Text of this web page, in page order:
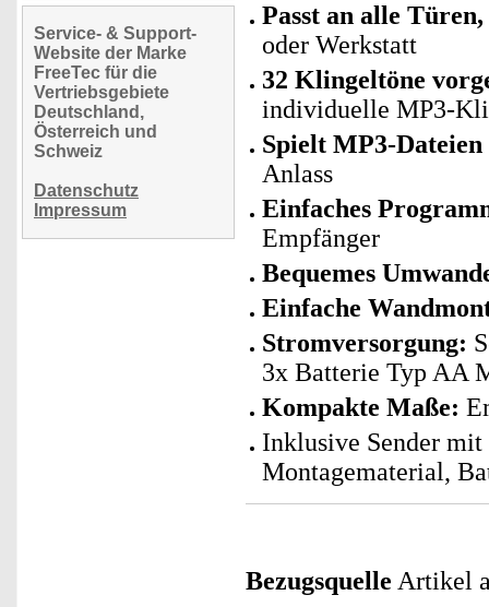
Service- & Support-
Website der Marke
FreeTec für die
Vertriebsgebiete
Deutschland,
Österreich und
Schweiz
Datenschutz
Impressum
Passt an alle Türen,
oder Werkstatt
32 Klingeltöne
individuelle MP3-
Spielt MP3-Dateien
Anlass
Einfaches
Empfänger
Bequemes
Einfache
Stromversorgung:
3x Batterie Typ AA
Kompakte Maße:
Inklusive Sender
Montagematerial,
Bezugsquelle Artikel